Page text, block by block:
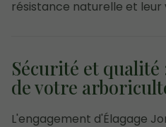
résistance naturelle et leur
Sécurité et
de votre
L'engagement d'Élagage